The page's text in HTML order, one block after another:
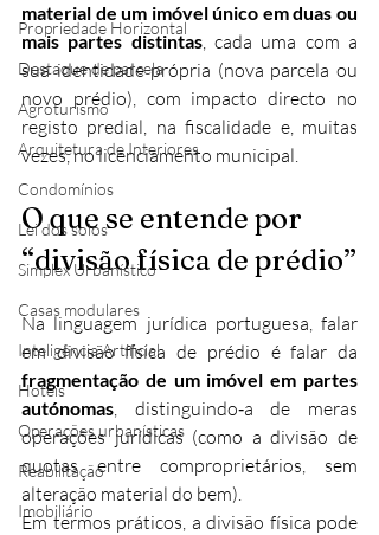
Propriedade Horizontal
Destaque de parcela
Agroturismo
Arquitetura de Interiores
Condomínios
Lei dos solos
Simplex Urbanístico
Casas modulares
Inteligência Artificial
Hotéis
Operações urbanísticas
Reabilitação
Imobiliário
material de um imóvel único em duas ou
mais partes distintas, cada uma com a
sua identidade própria (nova parcela ou
novo prédio), com impacto directo no
registo predial, na fiscalidade e, muitas
vezes, no licenciamento municipal.
O que se entende por
“divisão física de prédio”
Na linguagem jurídica portuguesa, falar
fragmentação de um imóvel em partes
autónomas, distinguindo‑a de meras
operações jurídicas (como a divisão de
quotas entre comproprietários, sem
alteração material do bem).
Em termos práticos, a divisão física pode